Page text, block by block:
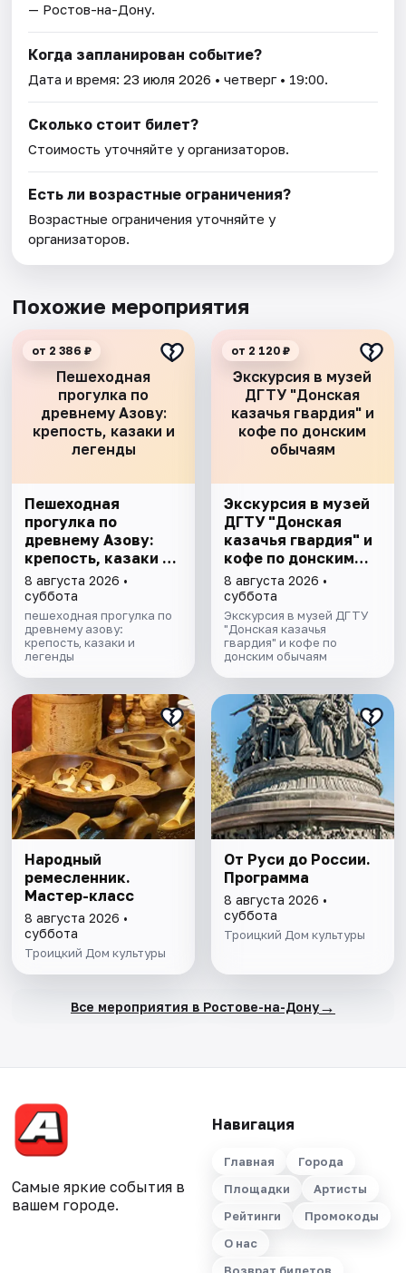
— Ростов-на-Дону.
Когда запланирован событие?
Дата и время:23 июля 2026 • четверг • 19:00.
Сколько стоит билет?
Стоимость уточняйте у организаторов.
Есть ли возрастные ограничения?
Возрастные ограничения уточняйте у
организаторов.
Похожие мероприятия
Пешеходная
прогулка по
древнему Азову:
крепость, казаки и
легенды
от 2 386 ₽
Пешеходная
прогулка по
древнему Азову:
крепость, казаки и
легенды
8 августа 2026 •
суббота
пешеходная прогулка по
древнему азову:
крепость, казаки и
легенды
Экскурсия в музей
ДГТУ "Донская
казачья гвардия" и
кофе по донским
обычаям
от 2 120 ₽
Экскурсия в музей
ДГТУ "Донская
казачья гвардия" и
кофе по донским
обычаям
8 августа 2026 •
суббота
Экскурсия в музей ДГТУ
"Донская казачья
гвардия" и кофе по
донским обычаям
Народный
ремесленник.
Мастер-класс
8 августа 2026 •
суббота
Троицкий Дом культуры
От Руси до России.
Программа
8 августа 2026 •
суббота
Троицкий Дом культуры
Все мероприятия в Ростове-на-Дону→
Самые яркие события в
вашем городе.
Навигация
Главная
Города
Площадки
Артисты
Рейтинги
Промокоды
О нас